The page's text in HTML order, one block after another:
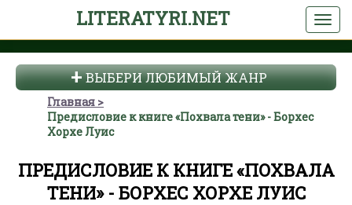
LITERATYRI.NET
ВЫБЕРИ ЛЮБИМЫЙ ЖАНР
Главная
Предисловие к книге «Похвала тени» - Борхес
Хорхе Луис
ПРЕДИСЛОВИЕ К КНИГЕ «ПОХВАЛА
ТЕНИ» - БОРХЕС ХОРХЕ ЛУИС